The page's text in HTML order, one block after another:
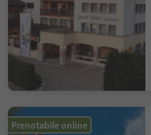
Prenotabile online